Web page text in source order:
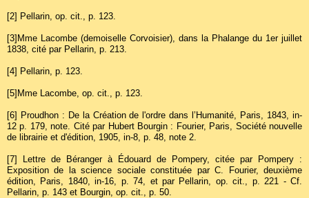
[2] Pellarin, op. cit., p. 123.
[3] Mme Lacombe (demoiselle Corvoisier), dans la Phalange du 1er juillet
1838, cité par Pellarin, p. 213.
[4] Pellarin, p. 123.
[5] Mme Lacombe, op. cit., p. 123.
[6]
Proudhon : De la Création de l'ordre dans l’Humanité, Paris, 1843, in-
12 p. 179, note. Cité par Hubert Bourgin : Fourier, Paris, Société nouvelle
de librairie et d'édition, 1905, in-8, p. 48, note 2.
[7]
Lettre de Béranger à Édouard de Pompery, citée par Pompery :
Exposition de la science sociale constituée par C. Fourier, deuxième
édition, Paris, 1840, in-16, p. 74, et par Pellarin, op. cit., p. 221 - Cf.
Pellarin, p. 143 et Bourgin, op. cit., p. 50.